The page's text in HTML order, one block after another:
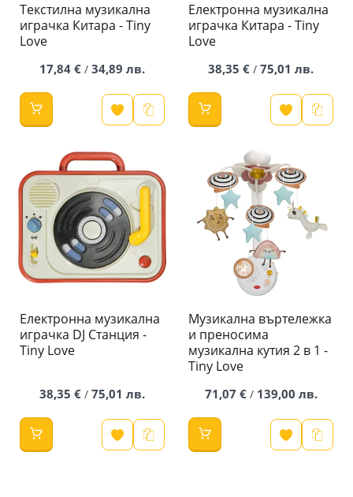
Текстилна музикална
играчка Китара - Tiny
Love
17,84 € / 34,89 лв.
Eлектронна музикална
играчка Китара - Tiny
Love
38,35 € / 75,01 лв.
Eлектронна музикална
играчка DJ Станция -
Tiny Love
38,35 € / 75,01 лв.
Музикална въртележка
и преносима
музикална кутия 2 в 1 -
Tiny Love
71,07 €/ 139,00 лв.